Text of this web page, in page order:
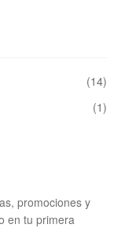
(14)
(1)
promociones y
en tu primera